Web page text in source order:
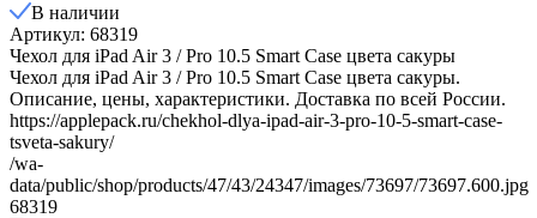
В наличии
Артикул: 68319
Чехол для iPad Air 3 / Pro 10.5 Smart Case цвета сакуры
Чехол для iPad Air 3 / Pro 10.5 Smart Case цвета сакуры.
Описание, цены, характеристики. Доставка по всей России.
https://applepack.ru/chekhol-dlya-ipad-air-3-pro-10-5-smart-case-
tsveta-sakury/
/wa-
data/public/shop/products/47/43/24347/images/73697/73697.600.jpg
68319